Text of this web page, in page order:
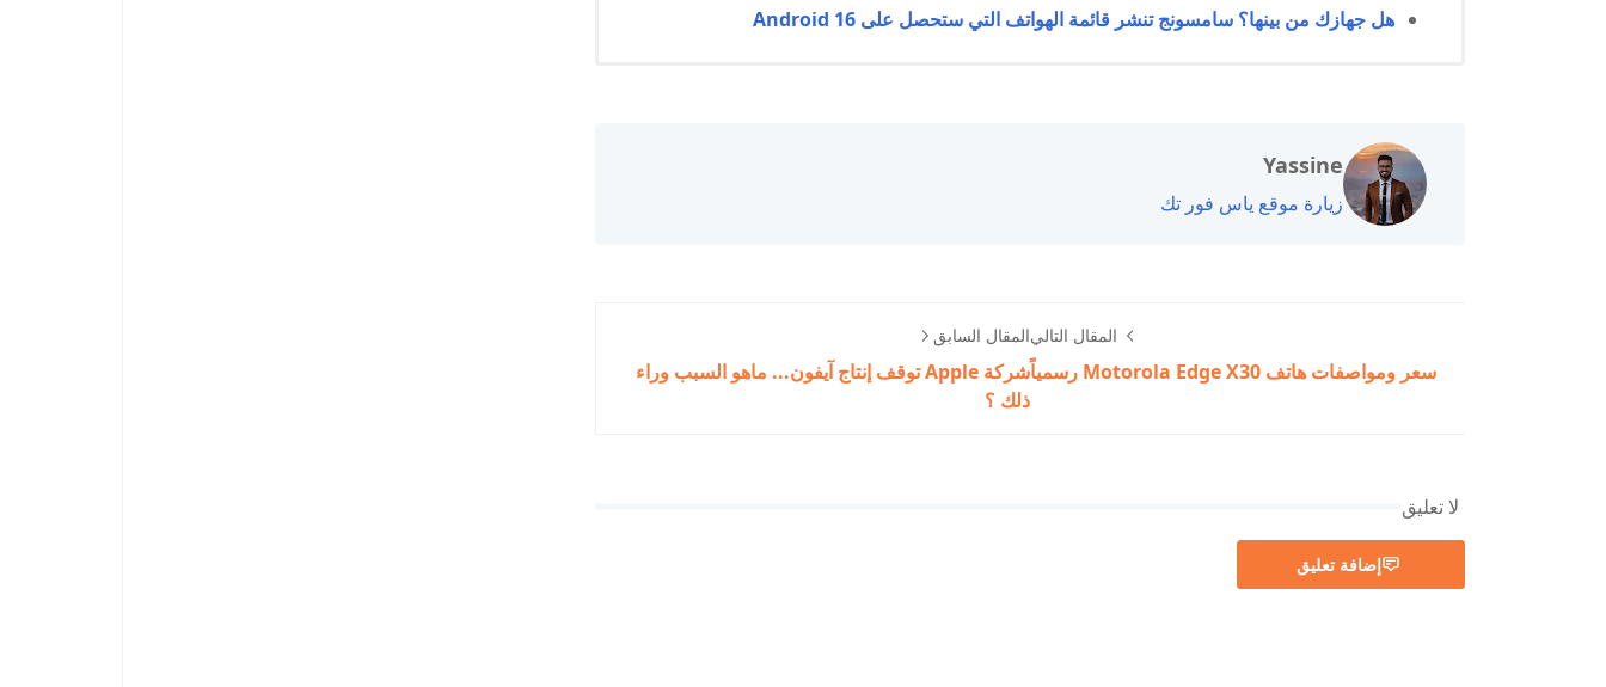
هل جهازك من بينها؟ سامسونج تنشر قائمة الهواتف التي ستحصل على Android 16
Yassine
زيارة موقع ياس فور تك
المقال التالي
سعر ومواصفات هاتف Motorola Edge X30 رسمياً
المقال السابق
شركة Apple توقف إنتاج آيفون... ماهو السبب وراء
ذلك ؟
لا تعليق
إضافة تعليق